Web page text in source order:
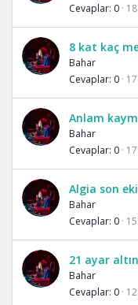
Cevaplar 0
8 kat kaç
Bahar
Cevaplar 0
Anlam
Bahar
Cevaplar 0
Algia son
Bahar
Cevaplar 0
21 ayar
Bahar
Cevaplar 0